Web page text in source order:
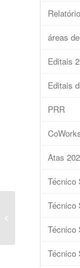
áreas
Editais
Editais
PRR
Atas
Técnico
Técnico
Técnico
Técnico
Ata nº 13/2023 –